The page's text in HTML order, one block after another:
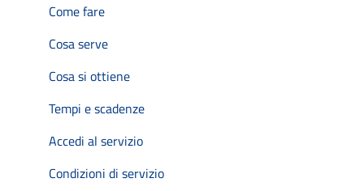
Come fare
Cosa serve
Cosa si ottiene
Tempi e scadenze
Accedi al servizio
Condizioni di servizio